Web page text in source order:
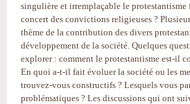
singulière et irremplaçable le
concert des convictions religieuses ?
thème de la contribution des divers
développement de la société. Quelques
explorer : comment le protestantisme est-il
En quoi a-t-il fait évoluer la société ou les
trouvez-vous constructifs ? Lesquels vous
problématiques ? Les discussions qui ont